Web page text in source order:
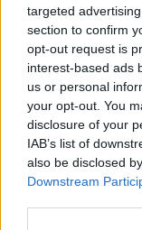
targeted
section to confirm
opt-out request is
interest-based ads
us or personal
your opt-out. You
disclosure of your
IAB’s list of
also be disclosed
Downstream
Så bra är nya
Här har vi en kort
utvändigt.